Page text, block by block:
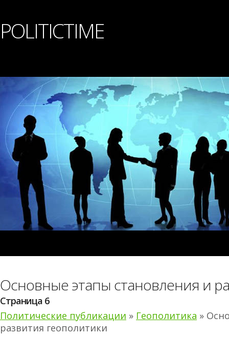
POLITICTIME
Основные этапы становления и
Страница 6
Политические публикации » Геополитика »
развития геополитики